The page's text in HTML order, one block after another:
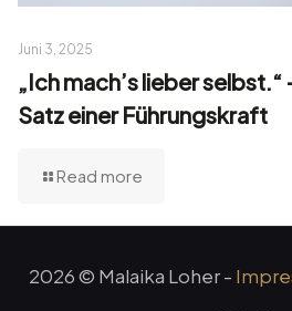
Juni 3, 2025
„Ich mach’s lieber
Satz einer Führungskraft
Read more
2026 © Malaika Loher -